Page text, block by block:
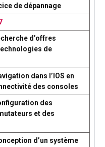
de dépannage
d’offres
de
dans l’IOS en
des consoles
des
et des
d’un système